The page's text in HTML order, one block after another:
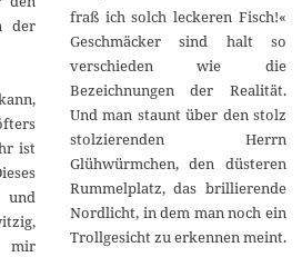
der
ist
und
mir
fraß ich solch leckeren Fisch!«
Geschmäcker sind halt so
verschieden wie die
Bezeichnungen der Realität.
Und man staunt über den stolz
stolzierenden Herrn
Glühwürmchen, den düsteren
Rummelplatz, das brillierende
Nordlicht, in dem man noch ein
Trollgesicht zu erkennen meint.